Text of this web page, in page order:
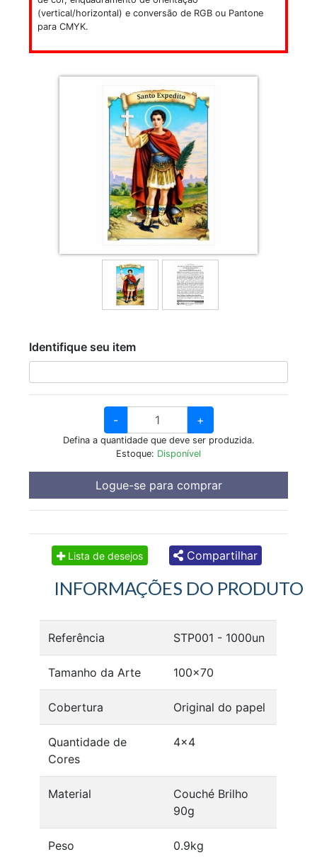
(vertical/horizontal) e conversão de RGB ou Pantone
para CMYK.
Identifique seu item
- +
Defina a quantidade que deve ser produzida.
Estoque: Disponível
Logue-se para comprar
Lista de desejos Compartilhar
INFORMAÇÕES DO PRODUTO
Referência STP001 - 1000un
Tamanho da Arte 100x70
Cobertura Original do papel
Quantidade de
Cores
4x4
Material
Couché Brilho
90g
Peso 0.9kg